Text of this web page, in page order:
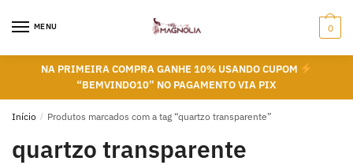
MENU 0
NA PRIMEIRA COMPRA GANHE 10% USANDO CUPOM
“BEMVINDO10” NO PAGAMENTO VIA PIX
Início / Produtos marcados com a tag “quartzo transparente”
quartzo transparente